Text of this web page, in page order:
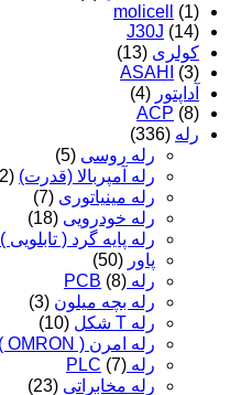
molicell
(1)
J30J (14)
کولری (13)
ASAHI
(3)
آداپتور (4)
ACP (8)
رله (336)
رله روسی (5)
رله آمپربالا (قدرت) (62)
رله مینیاتوری (7)
رله خودرویی (18)
رله پایه گرد ( تابلویی )
پاور (50)
رله PCB (8)
رله بچه میلون (3)
رله T شکل
(10)
رله امرن ( OMRON )
رله PLC (7)
رله مخابراتی (23)